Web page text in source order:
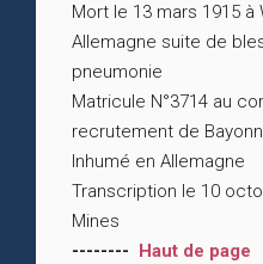
Mort le 13 mars 1915
Allemagne suite de
pneumonie
Matricule N°3714 au
recrutement de
Inhumé en Allemagne
Transcription le 10
Mines
-------- Haut de page